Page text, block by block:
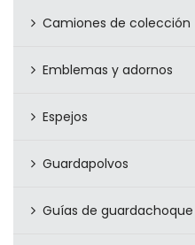
Camiones de colección
Emblemas y adornos
Espejos
Guardapolvos
Guías de guardachoque